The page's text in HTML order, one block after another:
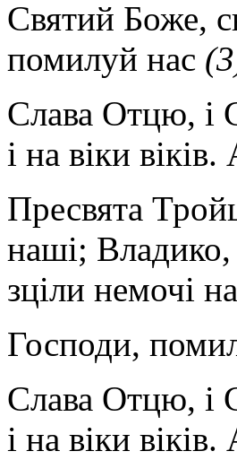
Святий Боже,
помилуй нас
Слава Отцю, і
і на віки
Пресвята
наші; Владико,
зціли немочі
Господи,
Слава Отцю, і
і на віки